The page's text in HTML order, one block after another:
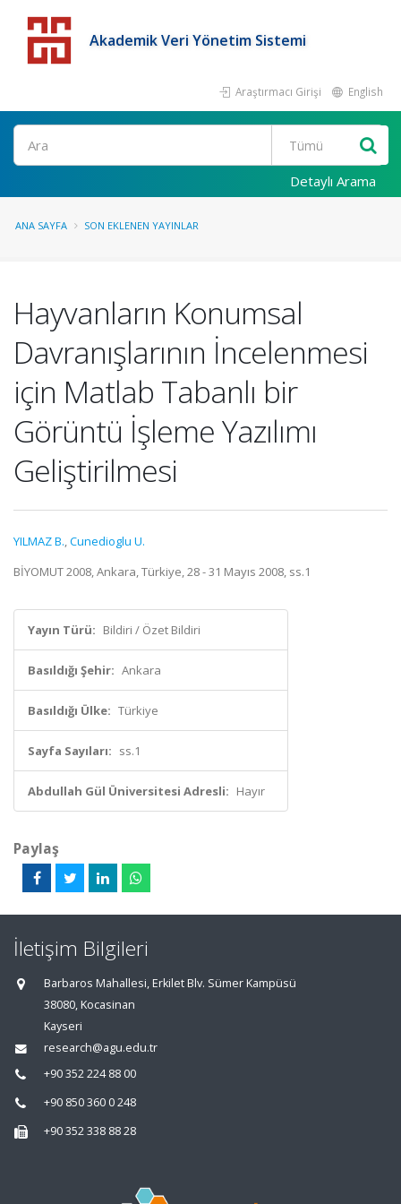
Akademik Veri Yönetim Sistemi
Araştırmacı Girişi English
Detaylı Arama
ANA SAYFA SON EKLENEN YAYINLAR
Hayvanların Konumsal
Davranışlarının İncelenmesi
için Matlab Tabanlı bir
Görüntü İşleme Yazılımı
Geliştirilmesi
YILMAZ B.,Cunedioglu U.
BİYOMUT 2008, Ankara, Türkiye, 28 - 31 Mayıs 2008, ss.1
Yayın Türü: Bildiri / Özet Bildiri
Basıldığı Şehir: Ankara
Basıldığı Ülke: Türkiye
Sayfa Sayıları: ss.1
Abdullah Gül Üniversitesi Adresli: Hayır
Paylaş
İletişim Bilgileri
Barbaros Mahallesi, Erkilet Blv. Sümer Kampüsü
38080, Kocasinan
Kayseri
research@agu.edu.tr
+90 352 224 88 00
+90 850 360 0 248
+90 352 338 88 28